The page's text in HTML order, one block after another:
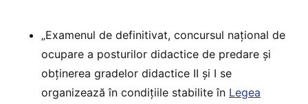
„Examenul de definitivat, concursul național de
ocupare a posturilor didactice de predare și
obținerea gradelor didactice II și I se
organizează în condițiile stabilite în Legea